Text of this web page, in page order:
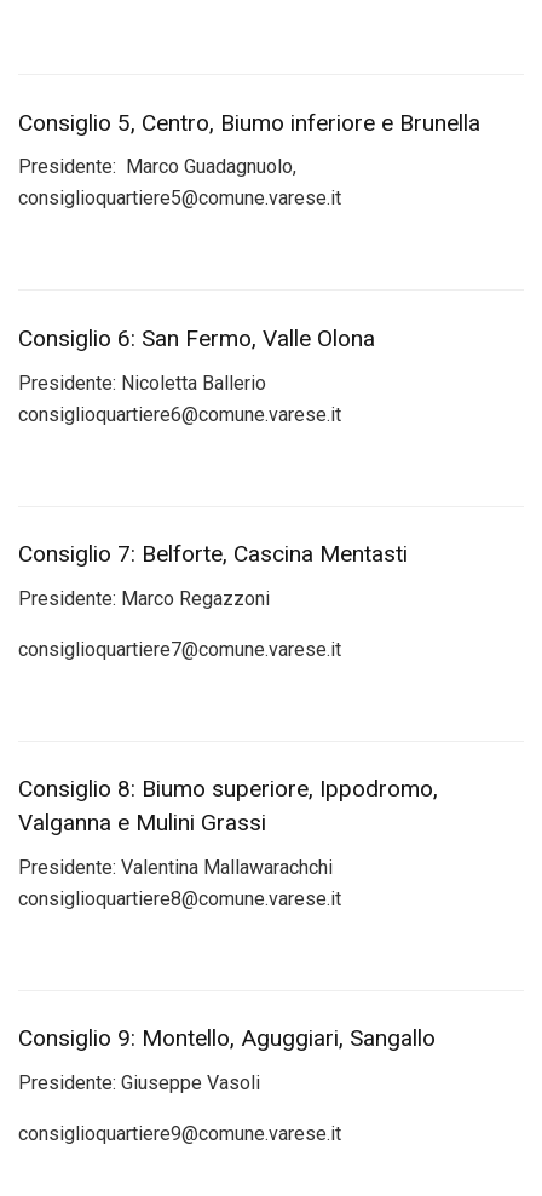
Consiglio 5, Centro, Biumo inferiore e Brunella
Presidente:
Marco Guadagnuolo,
consiglioquartiere5@comune.varese.it
Consiglio 6: San Fermo, Valle Olona
Presidente: Nicoletta Ballerio
consiglioquartiere6@comune.varese.it
Consiglio 7: Belforte, Cascina Mentasti
Presidente: Marco Regazzoni
consiglioquartiere7@comune.varese.it
Consiglio 8: Biumo superiore, Ippodromo,
Valganna e Mulini Grassi
Presidente: Valentina Mallawarachchi
consiglioquartiere8@comune.varese.it
Consiglio 9: Montello, Aguggiari, Sangallo
Presidente: Giuseppe Vasoli
consiglioquartiere9@comune.varese.it